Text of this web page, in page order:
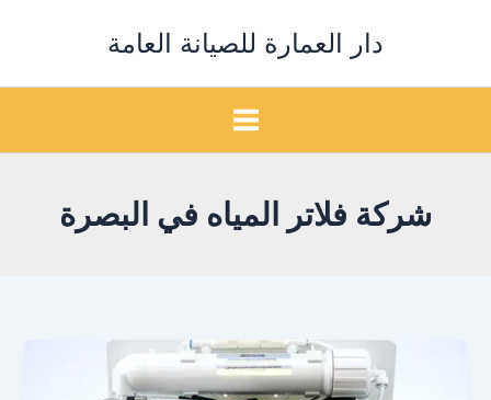
دار العمارة للصيانة العامة
شركة فلاتر المياه في البصرة